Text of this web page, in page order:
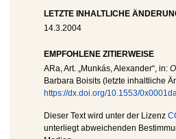
LETZTE INHALTLICHE
14.3.2004
EMPFOHLENE ZITIERWEISE
ARa, Art. „Munkás, Alexander“, in:
Barbara Boisits (letzte inhaltliche
https://dx.doi.org/10.1553/
Dieser Text wird unter der Lizenz
unterliegt abweichenden